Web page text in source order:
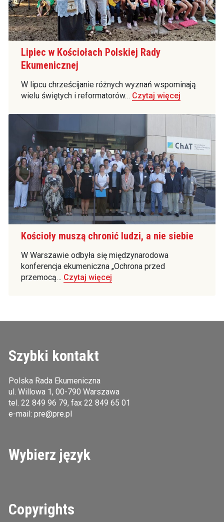
Lipiec w Kościołach Polskiej Rady
Ekumenicznej
W lipcu chrześcijanie różnych wyznań wspominają
wielu świętych i reformatorów… Czytaj więcej
Kościoły muszą chronić ludzi, a nie siebie
W Warszawie odbyła się międzynarodowa
konferencja ekumeniczna „Ochrona przed
przemocą… Czytaj więcej
Szybki kontakt
Polska Rada Ekumeniczna
ul. Willowa 1, 00-790 Warszawa
tel. 22 849 96 79, fax 22 849 65 01
e-mail: pre@pre.pl
Wybierz język
Copyrights